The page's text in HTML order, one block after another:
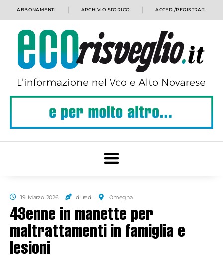
ABBONAMENTI ARCHIVIO STORICO ACCEDI/REGISTRATI
19 Marzo 2026 di red. Omegna
43enne in manette per
maltrattamenti in famiglia e
lesioni